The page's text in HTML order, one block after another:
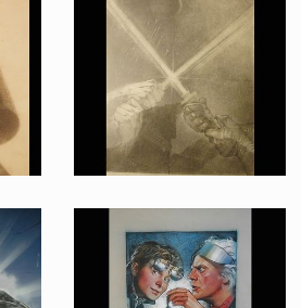
Projet d'affiche original, Vador et Ben, par Tom Jung pour La Guerre des Étoiles
Fait pour la promotion
Projet d'affiche original, Sabres laser, par Tom Jung pour La Guerre des Étoiles